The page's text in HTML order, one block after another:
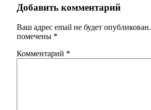
записям
Добавить комментарий
Ваш адрес email не будет опубликован.
помечены *
Комментарий *